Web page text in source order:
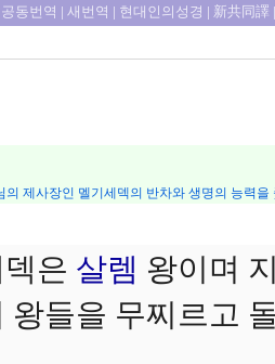
공동번역 | 새번역 | 현대인의성경 | 新共同譯
의 제사장인 멜기세덱의 반차와 생명의 능력을
은 살렘 왕이며
왕들을 무찌르고